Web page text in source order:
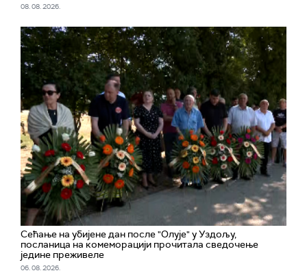
08. 08. 2026.
Сећање на убијене дан после "Олује" у Уздољу,
посланица на комеморацији прочитала сведочење
једине преживеле
06. 08. 2026.